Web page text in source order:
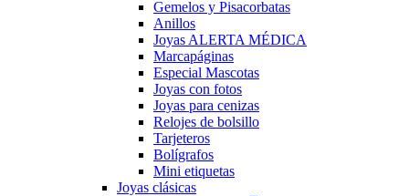
Gemelos y Pisacorbatas
Anillos
Joyas ALERTA MÉDICA
Marcapáginas
Especial Mascotas
Joyas con fotos
Joyas para cenizas
Relojes de bolsillo
Tarjeteros
Bolígrafos
Mini etiquetas
Joyas clásicas